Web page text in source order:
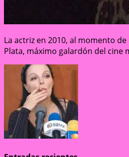
La actriz en 2010, al momento
Plata, máximo galardón del cine